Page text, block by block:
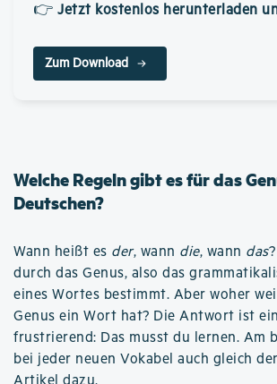
👉 Jetzt kostenlos herunterladen
Zum Download
Welche Regeln gibt es für das
Deutschen?
Wann heißt es der, wann die, wann das
durch das Genus, also das
eines Wortes bestimmt. Aber woher
Genus ein Wort hat? Die Antwort ist
frustrierend: Das musst du lernen. Am
bei jeder neuen Vokabel auch gleich